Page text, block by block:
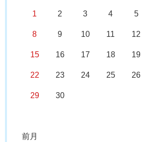
1 2 3 4 5
8 9 10 11 12
15 16 17 18 19
22 23 24 25 26
29 30
前月